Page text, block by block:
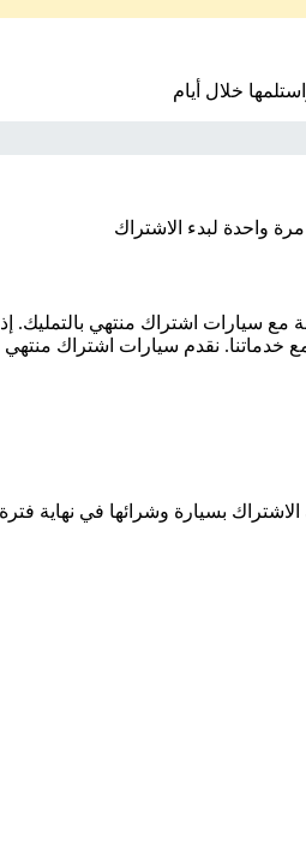
خلال أيام
واحدة لبدء الاشتراك
خدماتنا. نقدم سيارات اشتراك
الاشتراك بسيارة وشرائها في نهاية